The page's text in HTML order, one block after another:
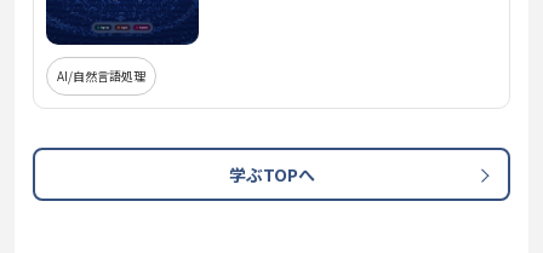
AI/自然言語処理
学ぶTOPへ